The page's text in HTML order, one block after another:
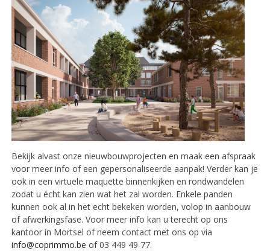
Bekijk alvast onze nieuwbouwprojecten en maak een afspraak
voor meer info of een gepersonaliseerde aanpak! Verder kan je
ook in een virtuele maquette binnenkijken en rondwandelen
zodat u écht kan zien wat het zal worden. Enkele panden
kunnen ook al in het echt bekeken worden, volop in aanbouw
of afwerkingsfase. Voor meer info kan u terecht op ons
kantoor in Mortsel of neem contact met ons op via
info@coprimmo.be of 03 449 49 77.